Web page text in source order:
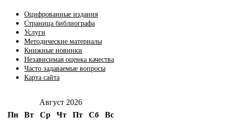
Оцифрованные издания
Страница библиографа
Услуги
Методические материалы
Книжные новинки
Независимая оценка качества
Часто задаваемые вопросы
Карта сайта
Август 2026
Пн
Вт Ср Чт Пт Сб
Вс